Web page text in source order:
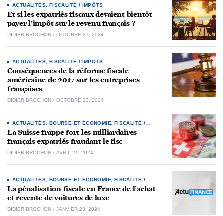
ACTUALITÉS FISCALITÉ / IMPÔTS
Et si les expatriés fiscaux devaient bientôt
payer l’impôt sur le revenu français ?
DIDIER BROCHON OCTOBRE 27, 2024
ACTUALITÉS FISCALITÉ / IMPÔTS
Conséquences de la réforme fiscale
américaine de 2017 sur les entreprises
françaises
DIDIER BROCHON OCTOBRE 23, 2024
ACTUALITÉS BOURSE ET ÉCONOMIE
FISCALITÉ /
IMPÔTS
La Suisse frappe fort les milliardaires
français expatriés fraudant le fisc
DIDIER BROCHON AVRIL 21, 2024
ACTUALITÉS BOURSE ET ÉCONOMIE
FISCALITÉ /
IMPÔTS
La pénalisation fiscale en France de l’achat
et revente de voitures de luxe
DIDIER BROCHON JANVIER 23, 2024